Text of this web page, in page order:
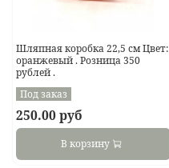
Шляпная коробка 22,5 см Цвет:
оранжевый . Розница 350
рублей .
Под заказ
250.00 руб
В корзину